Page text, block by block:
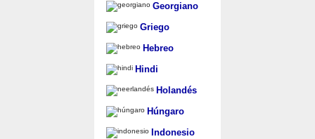
Georgiano
Griego
Hebreo
Hindi
Holandés
Húngaro
Indonesio